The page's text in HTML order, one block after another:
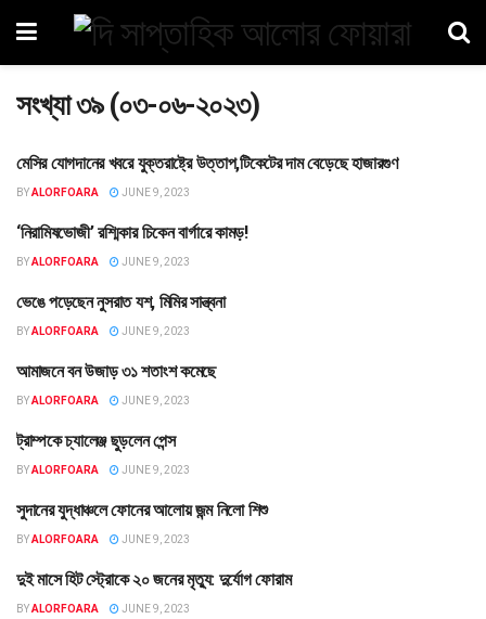
সংখ্যা ৩৯ (০৩-০৬-২০২৩)
খেলাধুলা
মেসির যোগদানের খবরে যুক্তরাষ্ট্রে উত্তাপ,টিকেটের দাম বেড়েছে হাজারগুণ
BYALORFOARA JUNE 9, 2023
বিনোদন
‘নিরামিষভোজী’ রশ্মিকার চিকেন বার্গারে কামড়!
BYALORFOARA JUNE 9, 2023
বিনোদন
ভেঙে পড়েছেন নুসরাত যশ, মিমির সান্ত্বনা
BYALORFOARA JUNE 9, 2023
বহির্বিশ্ব
আমাজনে বন উজাড় ৩১ শতাংশ কমেছে
BYALORFOARA JUNE 9, 2023
বহির্বিশ্ব
ট্রাম্পকে চ্যালেঞ্জ ছুড়লেন পেন্স
BYALORFOARA JUNE 9, 2023
বহির্বিশ্ব
সুদানের যুদ্ধাঞ্চলে ফোনের আলোয় জন্ম নিলো শিশু
BYALORFOARA JUNE 9, 2023
তথ্য
দুই মাসে হিট স্ট্রোকে ২০ জনের মৃত্যু: দুর্যোগ ফোরাম
BYALORFOARA JUNE 9, 2023